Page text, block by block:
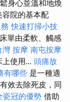
身心並溫和地煥
院的基本配
務快速打掃小技
單由柔軟、觸感
灣 按摩 南屯按摩
使用... 頭痛放
有哪些 是一種適
效去除死皮，同
瓷冠的優勢 借助